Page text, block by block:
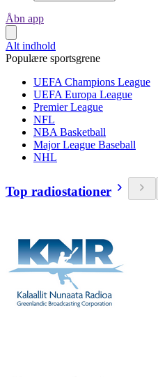
Åbn app
Alt indhold
Populære sportsgrene
UEFA Champions League
UEFA Europa League
Premier League
NFL
NBA Basketball
Major League Baseball
NHL
Top radiostationer